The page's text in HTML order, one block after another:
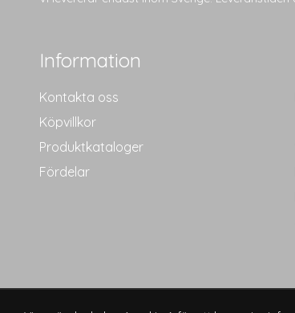
Information
Kontakta oss
Köpvillkor
Produktkataloger
Fördelar